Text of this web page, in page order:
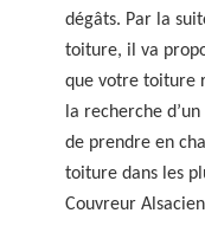
dégâts. Par la
toiture, il va
que votre toiture
la recherche
de prendre en
toiture dans les
Couvreur